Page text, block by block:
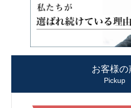
お客様の
Pickup